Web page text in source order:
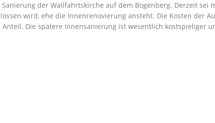
der Wallfahrtskirche auf dem Bogenberg. Derzeit sei
wird, ehe die Innenrenovierung ansteht. Die Kosten der
Die spätere Innensanierung ist wesentlich kostspieliger